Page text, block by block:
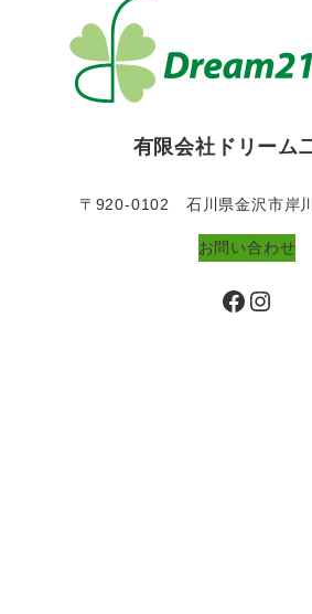
有限会社ドリーム
〒920-0102 石川県金沢市岸
お問い合わせ
Facebook Instagram